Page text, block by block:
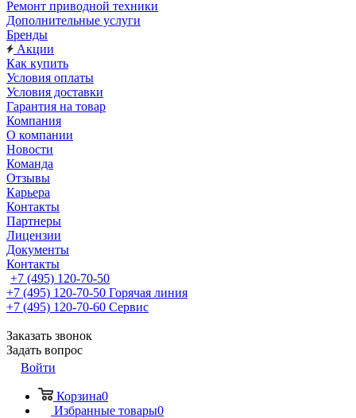
Ремонт приводной техники
Дополнительные услуги
Бренды
Акции
Как купить
Условия оплаты
Условия доставки
Гарантия на товар
Компания
О компании
Новости
Команда
Отзывы
Карьера
Контакты
Партнеры
Лицензии
Документы
Контакты
+7 (495) 120-70-50
+7 (495) 120-70-50 Горячая линия
+7 (495) 120-70-60 Сервис
Заказать звонок
Задать вопрос
Войти
Корзина0
Избранные товары0